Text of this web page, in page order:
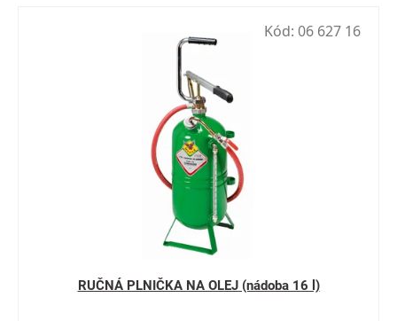
RUČNÁ PLNIČKA NA OLEJ (nádoba 16 l)
Kód: 06 627 16